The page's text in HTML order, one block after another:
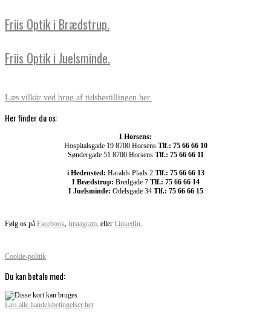
Friis Optik i Brædstrup.
Friis Optik i Juelsminde.
Læs vilkår ved brug af tidsbestillingen her.
Her finder du os:
I Horsens:
Hospitalsgade 19 8700 Horsens Tlf.: 75 66 66 10
Søndergade 51 8700 Horsens Tlf.: 75 66 66 11
i Hedensted: Haralds Plads 2 Tlf.: 75 66 66 13
I Brædstrup: Bredgade 7 Tlf.: 75 66 66 14
I Juelsminde: Odelsgade 34 Tlf.: 75 66 66 15
Følg os på Facebook, Instagram, eller LinkedIn.
Cookie-politik
Du kan betale med:
Læs alle handelsbetingelser her